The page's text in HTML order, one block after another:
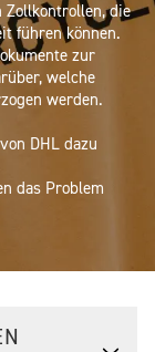
die
führen können.
zur
welche
werden.
DHL dazu
das Problem